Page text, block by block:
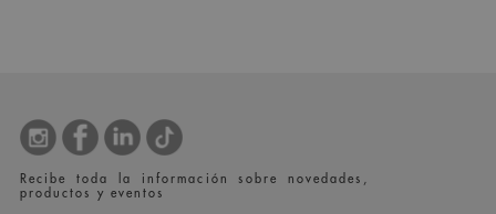
Recibe toda la información sobre novedades,
productos y eventos